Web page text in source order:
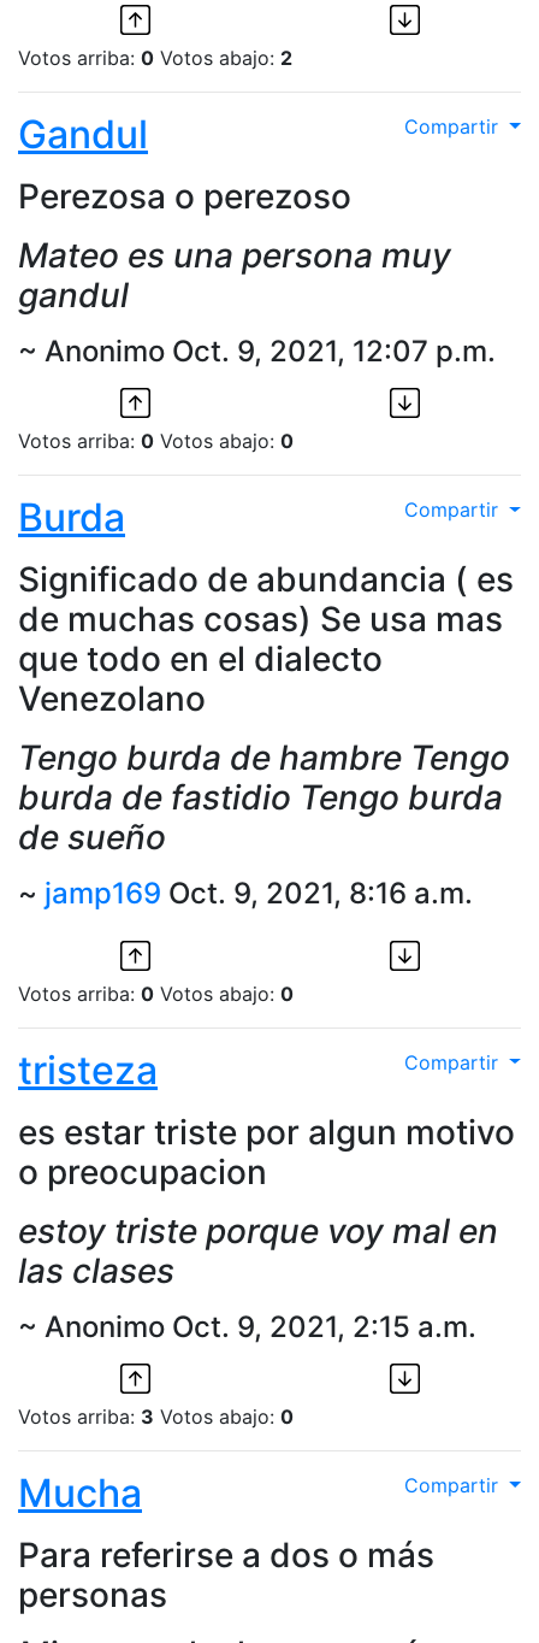
Votos arriba: 0 Votos abajo: 2
Compartir
Gandul
Perezosa o perezoso
Mateo es una persona muy
gandul
~ Anonimo Oct. 9, 2021, 12:07 p.m.
Votos arriba: 0 Votos abajo: 0
Compartir
Burda
Significado de abundancia ( es
de muchas cosas) Se usa mas
que todo en el dialecto
Venezolano
Tengo burda de hambre Tengo
burda de fastidio Tengo burda
de sueño
~ jamp169 Oct. 9, 2021, 8:16 a.m.
Votos arriba: 0 Votos abajo: 0
Compartir
tristeza
es estar triste por algun motivo
o preocupacion
estoy triste porque voy mal en
las clases
~ Anonimo Oct. 9, 2021, 2:15 a.m.
Votos arriba: 3 Votos abajo: 0
Compartir
Mucha
Para referirse a dos o más
personas